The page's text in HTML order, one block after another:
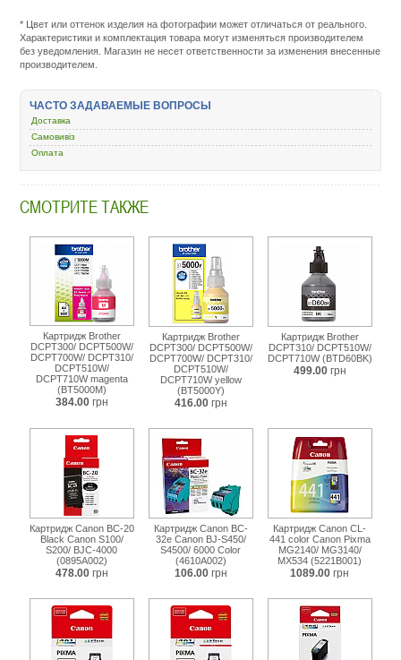
rashodnye-
materialy/5258-
kartridzh-
color-
mp210-
* Цвет или оттенок изделия на фотографии может отличаться от реального.
Характеристики и комплектация товара могут изменяться производителем
без уведомления. Магазин не несет ответственности за изменения внесенные
производителем.
ЧАСТО ЗАДАВАЕМЫЕ ВОПРОСЫ
Доставка
Самовивіз
Оплата
СМОТРИТЕ ТАКЖЕ
Картридж Brother
DCPT300/ DCPT500W/
DCPT700W/ DCPT310/
DCPT510W/
DCPT710W magenta
(BT5000M)
384.00 грн
Картридж Brother
DCPT300/ DCPT500W/
DCPT700W/ DCPT310/
DCPT510W/
DCPT710W yellow
(BT5000Y)
416.00 грн
Картридж Brother
DCPT310/ DCPT510W/
DCPT710W (BTD60BK)
499.00 грн
Картридж Canon BC-20
Black Canon S100/
S200/ BJC-4000
(0895A002)
478.00 грн
Картридж Canon BC-
32e Canon BJ-S450/
S4500/ 6000 Color
(4610A002)
106.00 грн
Картридж Canon CL-
441 color Canon Pixma
MG2140/ MG3140/
MX534 (5221B001)
1089.00 грн